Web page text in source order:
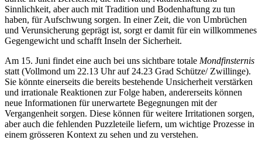
Sinnlichkeit, aber auch mit Tradition und Bodenhaftung zu tun
haben, für Aufschwung sorgen. In einer Zeit, die von Umbrüchen
und Verunsicherung geprägt ist, sorgt er damit für ein willkommenes
Gegengewicht und schafft Inseln der Sicherheit.
Am 15. Juni findet eine auch bei uns sichtbare totale Mondfinsternis
statt (Vollmond um 22.13 Uhr auf 24.23 Grad Schütze/ Zwillinge).
Sie könnte einerseits die bereits bestehende Unsicherheit verstärken
und irrationale Reaktionen zur Folge haben, andererseits können
neue Informationen für unerwartete Begegnungen mit der
Vergangenheit sorgen. Diese können für weitere Irritationen sorgen,
aber auch die fehlenden Puzzleteile liefern, um wichtige Prozesse in
einem grösseren Kontext zu sehen und zu verstehen.